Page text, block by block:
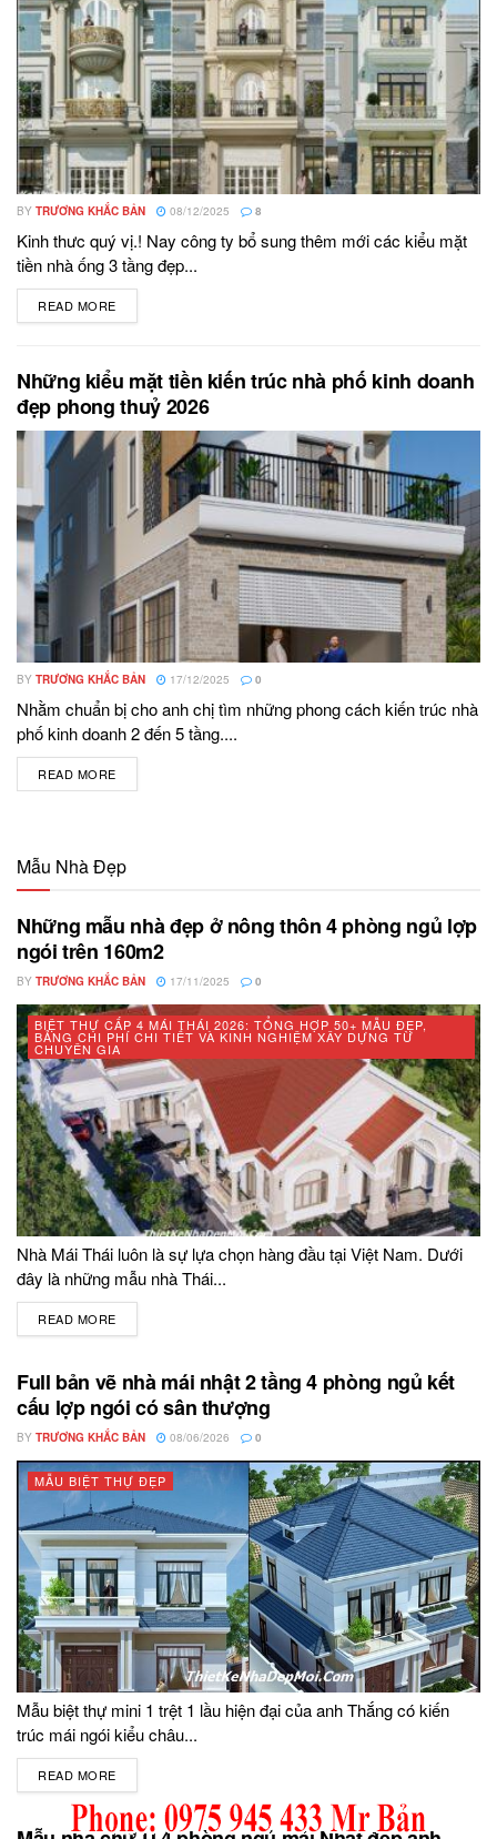
BY TRƯƠNG KHẮC BẢN 08/12/2025 8
Kinh thưc quý vị.! Nay công ty bổ sung thêm mới các kiểu mặt
tiền nhà ống 3 tầng đẹp...
READ MORE
Những kiểu mặt tiền kiến trúc nhà phố kinh doanh
đẹp phong thuỷ 2026
BY TRƯƠNG KHẮC BẢN 17/12/2025 0
Nhằm chuẩn bị cho anh chị tìm những phong cách kiến trúc nhà
phố kinh doanh 2 đến 5 tầng....
READ MORE
Mẫu Nhà Đẹp
Những mẫu nhà đẹp ở nông thôn 4 phòng ngủ lợp
ngói trên 160m2
BY TRƯƠNG KHẮC BẢN 17/11/2025 0
BIỆT THỰ CẤP 4 MÁI THÁI 2026: TỔNG HỢP 50+ MẪU ĐẸP,
BẢNG CHI PHÍ CHI TIẾT VÀ KINH NGHIỆM XÂY DỰNG TỪ
CHUYÊN GIA
Nhà Mái Thái luôn là sự lựa chọn hàng đầu tại Việt Nam. Dưới
đây là những mẫu nhà Thái...
READ MORE
Full bản vẽ nhà mái nhật 2 tầng 4 phòng ngủ kết
cấu lợp ngói có sân thượng
BY TRƯƠNG KHẮC BẢN 08/06/2026 0
MẪU BIỆT THỰ ĐẸP
Mẫu biệt thự mini 1 trệt 1 lầu hiện đại của anh Thắng có kiến
trúc mái ngói kiểu châu...
READ MORE